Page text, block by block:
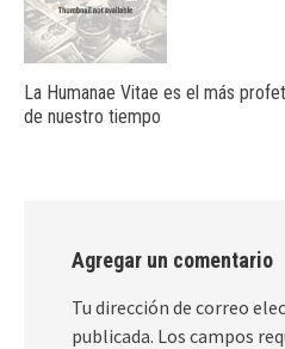
La Humanae Vitae es el más
de nuestro tiempo
Agregar un comentario
Tu dirección de correo
publicada. Los campos